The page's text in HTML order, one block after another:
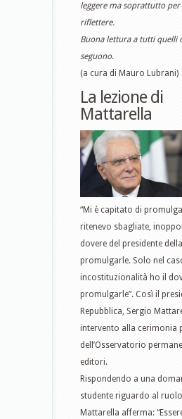
leggere ma soprattutto per
riflettere.
Buona lettura a tutti quelli
seguono.
(a cura di Mauro Lubrani)
La lezione di
Mattarella
“Mi è capitato di
ritenevo sbagliate,
dovere del presidente
promulgarle. Solo nel
incostituzionalità ho il
promulgarle”. Così il
Repubblica, Sergio
intervento alla cerimonia
dell’Osservatorio
editori.
Rispondendo a una
studente riguardo al
Mattarella afferma: